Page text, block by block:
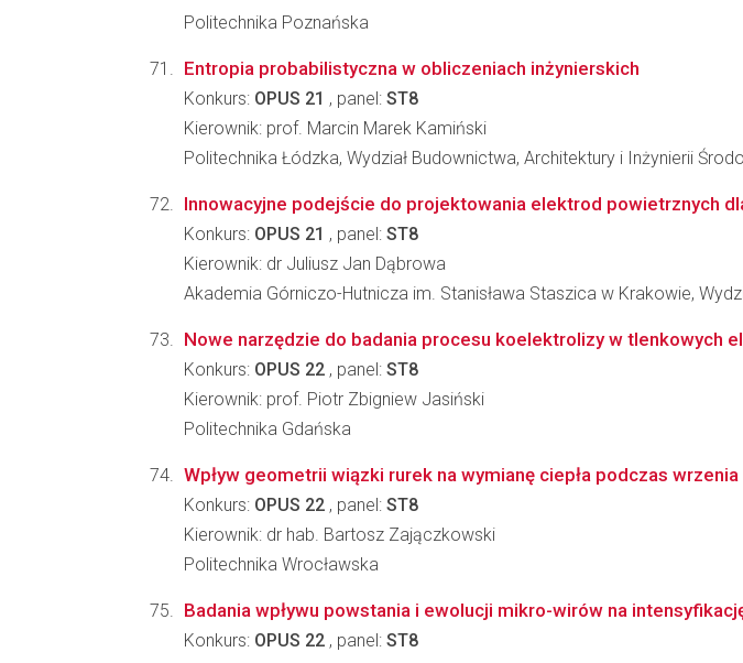
Politechnika Poznańska
Entropia probabilistyczna w obliczeniach inżynierskich
Konkurs: OPUS 21 , panel: ST8
Kierownik: prof. Marcin Marek Kamiński
Politechnika Łódzka, Wydział Budownictwa, Architektury i Inżynierii
Innowacyjne podejście do projektowania elektrod powietrznych
Konkurs: OPUS 21 , panel: ST8
Kierownik: dr Juliusz Jan Dąbrowa
Akademia Górniczo-Hutnicza im. Stanisława Staszica w Krakowie,
Nowe narzędzie do badania procesu koelektrolizy w tlenkowych
Konkurs: OPUS 22 , panel: ST8
Kierownik: prof. Piotr Zbigniew Jasiński
Politechnika Gdańska
Wpływ geometrii wiązki rurek na wymianę ciepła podczas
Konkurs: OPUS 22 , panel: ST8
Kierownik: dr hab. Bartosz Zajączkowski
Politechnika Wrocławska
Badania wpływu powstania i ewolucji mikro-wirów na
Konkurs: OPUS 22 , panel: ST8